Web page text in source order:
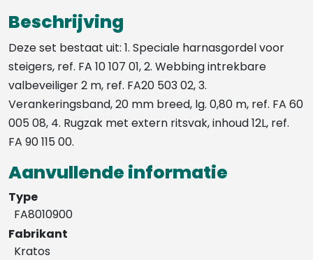
Beschrijving
Deze set bestaat uit: 1. Speciale harnasgordel voor
steigers, ref. FA 10 107 01, 2. Webbing intrekbare
valbeveiliger 2 m, ref. FA20 503 02, 3.
Verankeringsband, 20 mm breed, lg. 0,80 m, ref. FA 60
005 08, 4. Rugzak met extern ritsvak, inhoud 12L, ref.
FA 90 115 00.
Aanvullende informatie
Type
FA8010900
Fabrikant
Kratos